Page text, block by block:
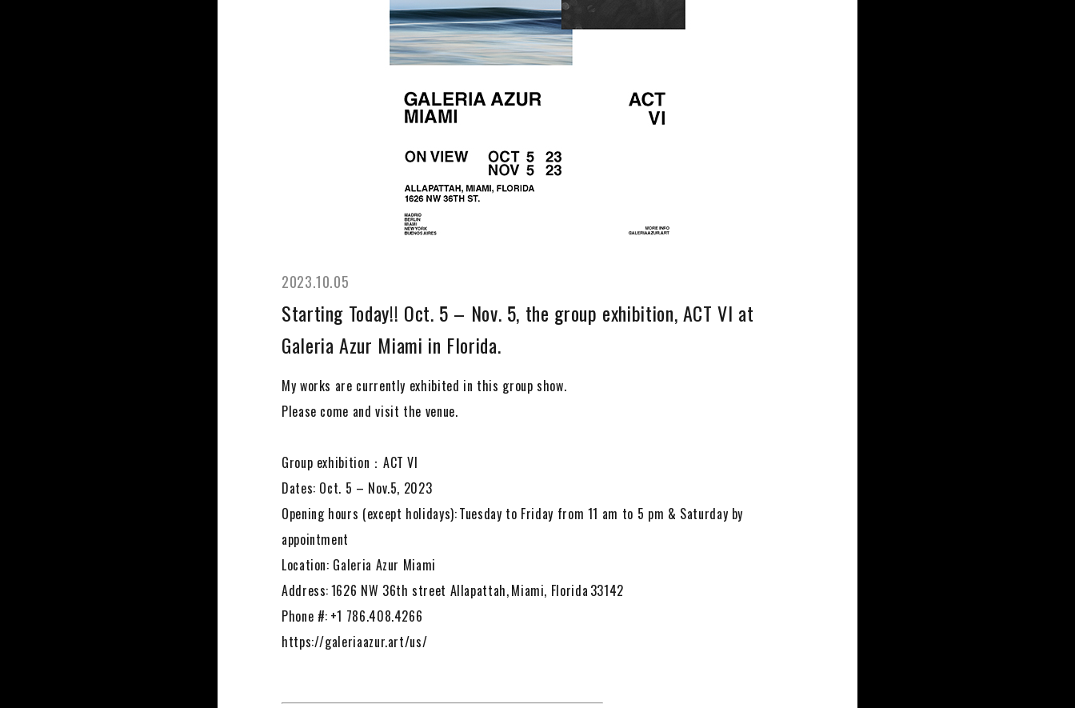
2023.10.05
Starting Today!! Oct. 5 – Nov. 5, the group exhibition, ACT VI at
Galeria Azur Miami in Florida.
My works are currently exhibited in this group show.
Please come and visit the venue.
Group exhibition：ACT VI
Dates: Oct. 5 – Nov.5, 2023
Opening hours (except holidays): Tuesday to Friday from 11 am to 5 pm & Saturday by
appointment
Location: Galeria Azur Miami
Address: 1626 NW 36th street Allapattah, Miami, Florida 33142
Phone #: +1 786.408.4266
https://galeriaazur.art/us/